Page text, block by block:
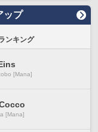
ップ
ンキング
[Mana]
[Mana]